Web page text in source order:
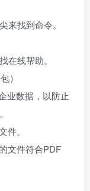
来找到命令。
在线帮助。
）
业数据，以防止
。
文件符合PDF